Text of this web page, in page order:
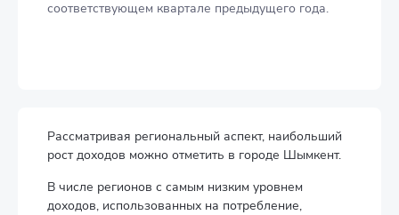
соответствующем квартале предыдущего года.
Рассматривая региональный аспект, наибольший
рост доходов можно отметить в городе Шымкент.
В числе регионов с самым низким уровнем
доходов, использованных на потребление,